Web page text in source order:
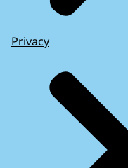
Privacy